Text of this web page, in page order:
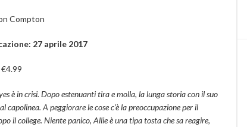
Compton
27 aprile 2017
€4.99
è in crisi. Dopo estenuanti tira e molla, la lunga storia con il suo
capolinea. A peggiorare le cose c’è la preoccupazione per il
il college. Niente panico, Allie è una tipa tosta che sa reagire,